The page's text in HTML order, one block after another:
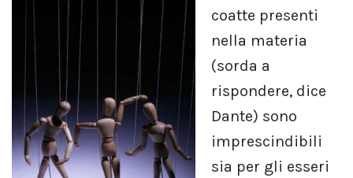
coatte presenti
nella materia
(sorda a
rispondere, dice
Dante) sono
imprescindibili
sia per gli esseri